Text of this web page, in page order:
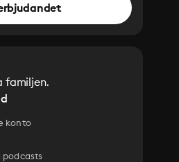
familjen.
konto
podcasts